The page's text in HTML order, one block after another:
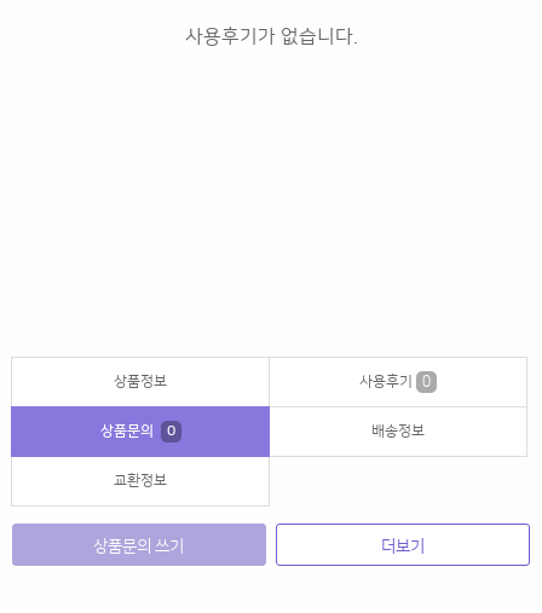
사용후기가 없습니다.
상품정보 사용후기 0
상품문의 0 배송정보
교환정보
상품문의 쓰기 더보기